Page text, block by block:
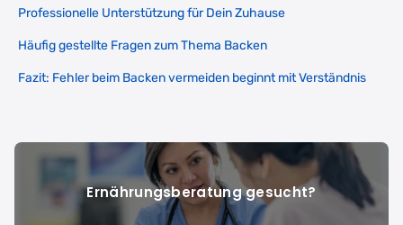
Professionelle Unterstützung für Dein Zuhause
Häufig gestellte Fragen zum Thema Backen
Fazit: Fehler beim Backen vermeiden beginnt mit Verständnis
Ernährungsberatung gesucht?